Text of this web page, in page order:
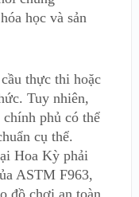
học và sản
thực thi hoặc
Tuy nhiên,
phủ có thể
cụ thể.
Hoa Kỳ phải
ASTM F963,
đồ chơi an toàn